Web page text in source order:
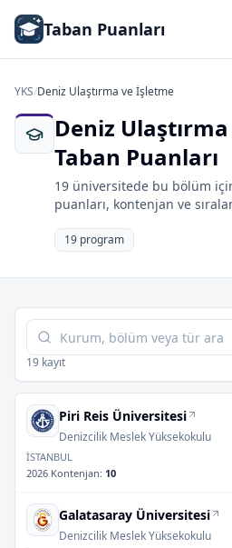
Taban Puanları
YKS/Deniz Ulaştırma ve İşletme
Deniz
Taban Puanları
19 üniversitede bu bölüm
puanları, kontenjan ve
19 program
Tabloda ara
19 kayıt
Piri Reis Üniversitesi
Denizcilik Meslek Yüksekokulu
İSTANBUL
2026 Kontenjan: 10
Galatasaray Üniversitesi
Denizcilik Meslek Yüksekokulu